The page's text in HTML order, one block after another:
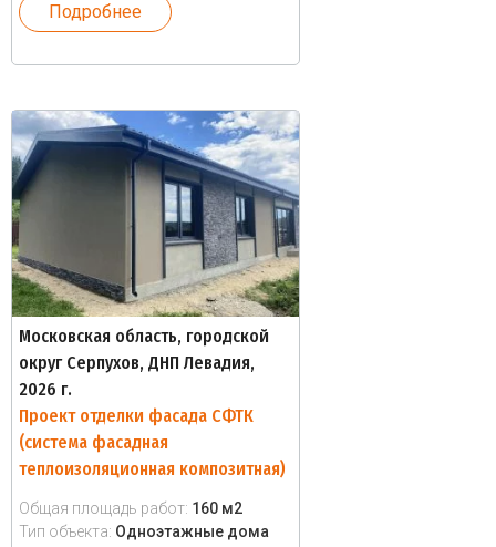
Подробнее
Московская область, городской
округ Серпухов, ДНП Левадия,
2026 г.
Проект отделки фасада СФТК
(система фасадная
теплоизоляционная композитная)
Общая площадь работ: 160 м2
Тип объекта: Одноэтажные дома